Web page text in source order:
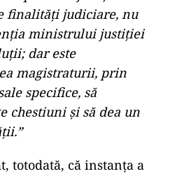
finalități judiciare, nu
ministrului justiției
dar este
magistraturii, prin
specifice, să
chestiuni și să dea un
totodată, că instanța a